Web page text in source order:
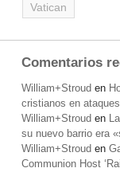
Vatican
Comentarios
William+Stroud en
cristianos en
William+Stroud en
su nuevo barrio era
William+Stroud en
Communion Host